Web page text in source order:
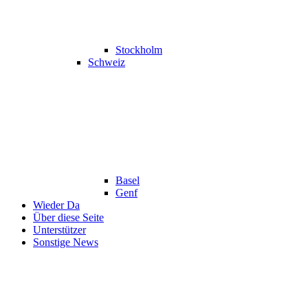
Stockholm
Schweiz
Basel
Genf
Wieder Da
Über diese Seite
Unterstützer
Sonstige News